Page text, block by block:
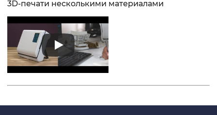
3D-печати несколькими материалами